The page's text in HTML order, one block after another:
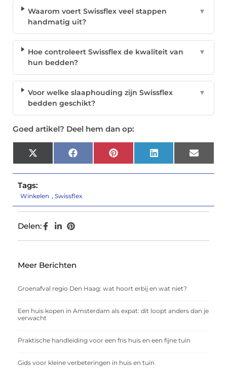
Waarom voert Swissflex veel stappen
handmatig uit?
▼
Hoe controleert Swissflex de kwaliteit van
hun bedden?
▼
Voor welke slaaphouding zijn Swissflex
bedden geschikt?
▼
Goed artikel? Deel hem dan op:
X
(Twitter)
Facebook Pinterest LinkedIn Email
Tags:
Winkelen , Swissflex
Delen:
Meer Berichten
Groenafval regio Den Haag: wat hoort erbij en wat niet?
Een huis kopen in Amsterdam als expat: dit loopt anders dan je
verwacht
Praktische handleiding voor een fris huis en een fijne tuin
Gids voor kleine verbeteringen in huis en tuin